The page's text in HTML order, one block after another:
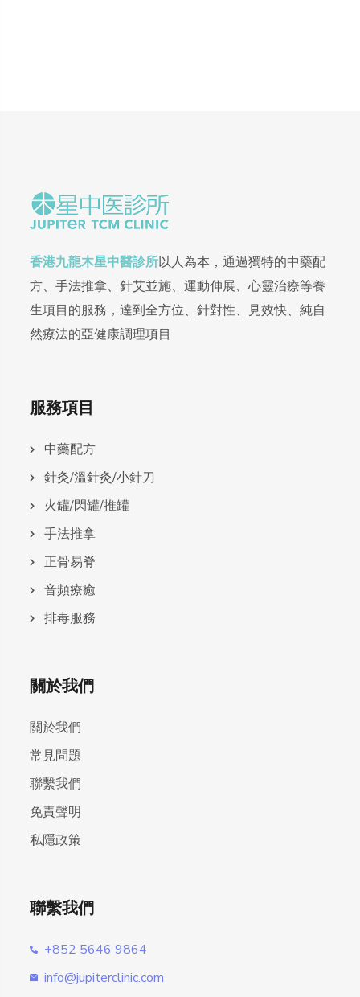
香港九龍木星中醫診所以人為本，通過獨特的中藥配
方、手法推拿、針艾並施、運動伸展、心靈治療等養
生項目的服務，達到全方位、針對性、見效快、純自
然療法的亞健康調理項目
服務項目
中藥配方
針灸/溫針灸/小針刀
火罐/閃罐/推罐
手法推拿
正骨易脊
⾳頻療癒
排毒服務
關於我們
關於我們
常見問題
聯繫我們
免責聲明
私隱政策
聯繫我們
+852 5646 9864
info@jupiterclinic.com